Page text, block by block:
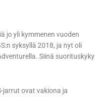
jo yli kymmenen vuoden
syksyllä 2018, ja nyt oli
Siinä suorituskyky
jarrut ovat vakiona ja